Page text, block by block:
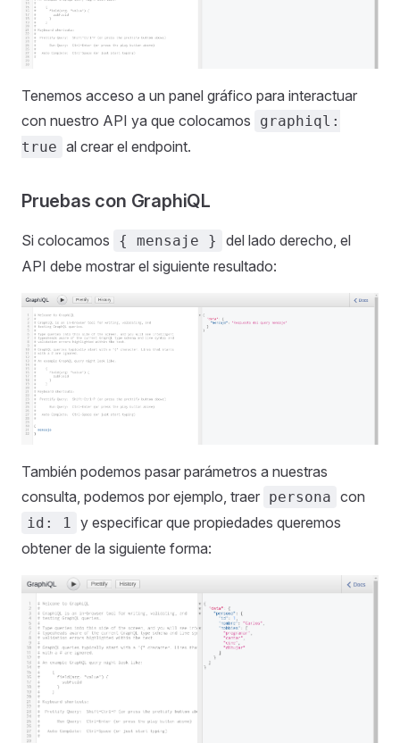
Tenemos acceso a un panel gráfico para interactuar
con nuestro API ya que colocamos
graphiql:
true al crear el endpoint.
Pruebas con GraphiQL
Si colocamos { mensaje }
del lado derecho, el
API debe mostrar el siguiente resultado:
También podemos pasar parámetros a nuestras
consulta, podemos por ejemplo, traer persona con
id: 1 y especificar que propiedades queremos
obtener de la siguiente forma: